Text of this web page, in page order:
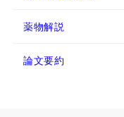
薬物解説
論文要約